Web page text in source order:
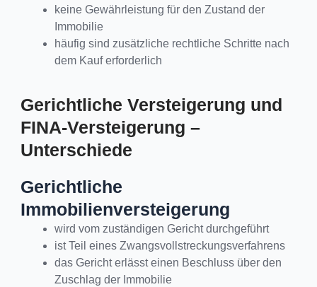
keine Gewährleistung für den Zustand der
Immobilie
häufig sind zusätzliche rechtliche Schritte nach
dem Kauf erforderlich
Gerichtliche Versteigerung und
FINA-Versteigerung –
Unterschiede
Gerichtliche
Immobilienversteigerung
wird vom zuständigen Gericht durchgeführt
ist Teil eines Zwangsvollstreckungsverfahrens
das Gericht erlässt einen Beschluss über den
Zuschlag der Immobilie